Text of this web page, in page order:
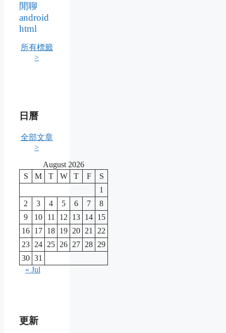
閒聊
android
html
所有標籤
>
日曆
全部文章
>
August 2026
S
M T W T F
S
1
2
3 4 5 6 7
8
9
10 11 12 13 14 15
16 17 18 19 20 21
22
23 24 25 26 27 28 29
30 31
« Jul
更新